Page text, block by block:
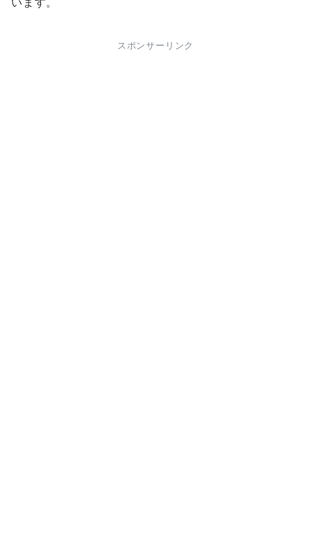
スポンサーリンク